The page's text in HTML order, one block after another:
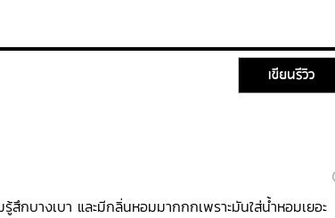
เขียนรีวิว
สึกบางเบา และมีกลิ่นหอมมากกกเพราะมันใส่น้ำหอมเยอะ